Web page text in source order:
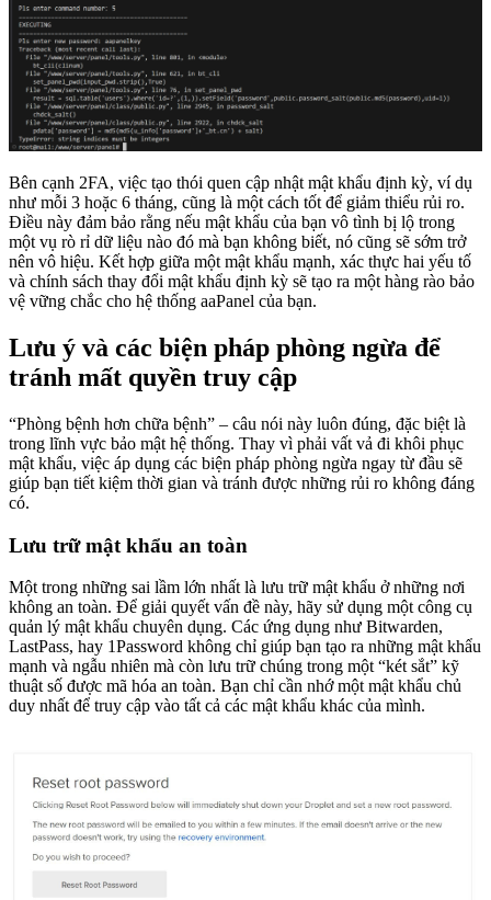
Bên cạnh 2FA, việc tạo thói quen cập nhật mật khẩu định kỳ, ví dụ
như mỗi 3 hoặc 6 tháng, cũng là một cách tốt để giảm thiểu rủi ro.
Điều này đảm bảo rằng nếu mật khẩu của bạn vô tình bị lộ trong
một vụ rò rỉ dữ liệu nào đó mà bạn không biết, nó cũng sẽ sớm trở
nên vô hiệu. Kết hợp giữa một mật khẩu mạnh, xác thực hai yếu tố
và chính sách thay đổi mật khẩu định kỳ sẽ tạo ra một hàng rào bảo
vệ vững chắc cho hệ thống aaPanel của bạn.
Lưu ý và các biện pháp phòng ngừa để
tránh mất quyền truy cập
“Phòng bệnh hơn chữa bệnh” – câu nói này luôn đúng, đặc biệt là
trong lĩnh vực bảo mật hệ thống. Thay vì phải vất vả đi khôi phục
mật khẩu, việc áp dụng các biện pháp phòng ngừa ngay từ đầu sẽ
giúp bạn tiết kiệm thời gian và tránh được những rủi ro không đáng
có.
Lưu trữ mật khẩu an toàn
Một trong những sai lầm lớn nhất là lưu trữ mật khẩu ở những nơi
không an toàn. Để giải quyết vấn đề này, hãy sử dụng một công cụ
quản lý mật khẩu chuyên dụng. Các ứng dụng như Bitwarden,
LastPass, hay 1Password không chỉ giúp bạn tạo ra những mật khẩu
mạnh và ngẫu nhiên mà còn lưu trữ chúng trong một “két sắt” kỹ
thuật số được mã hóa an toàn. Bạn chỉ cần nhớ một mật khẩu chủ
duy nhất để truy cập vào tất cả các mật khẩu khác của mình.